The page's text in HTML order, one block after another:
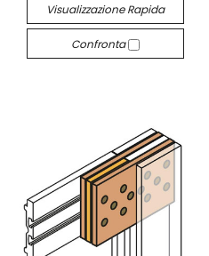
Visualizzazione Rapida
Confronta